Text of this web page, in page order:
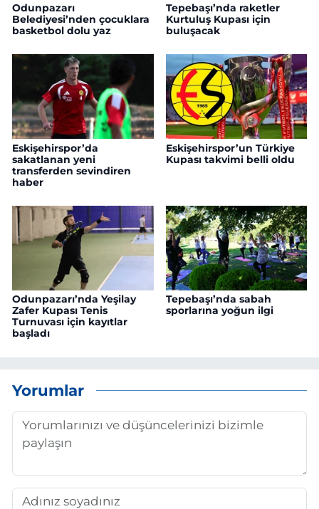
Odunpazarı
Belediyesi’nden çocuklara
basketbol dolu yaz
Tepebaşı’nda raketler
Kurtuluş Kupası için
buluşacak
Eskişehirspor’da
sakatlanan yeni
transferden sevindiren
haber
Eskişehirspor’un Türkiye
Kupası takvimi belli oldu
Odunpazarı’nda Yeşilay
Zafer Kupası Tenis
Turnuvası için kayıtlar
başladı
Tepebaşı’nda sabah
sporlarına yoğun ilgi
Yorumlar